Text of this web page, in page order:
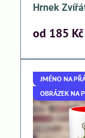
Hrnek
od 185 Kč
JMÉNO NA
OBRÁZEK NA